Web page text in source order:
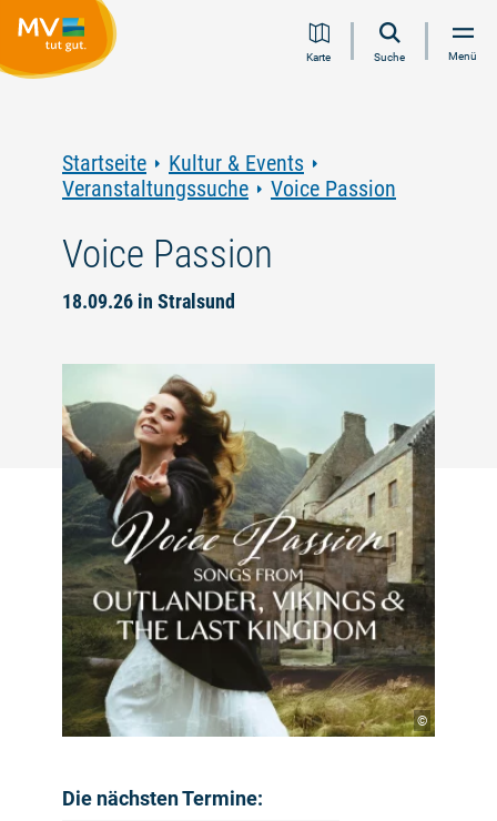
Inhalt
Navigation
Volltextsuche
FooterKarte Suche Menü
Startseite
Kultur & Events
Veranstaltungssuche
Voice Passion
Voice Passion
18.09.26 in Stralsund
©
Die nächsten Termine: